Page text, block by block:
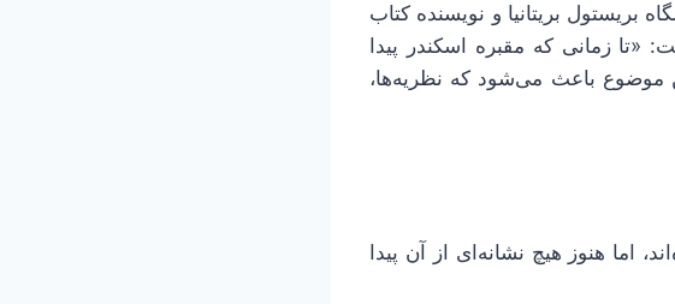
بریستول بریتانیا و نویسنده کتاب
زمانی که مقبره اسکندر پیدا
موضوع باعث می‌شود که نظریه‌ها،
هنوز هیچ نشانه‌ای از آن پیدا